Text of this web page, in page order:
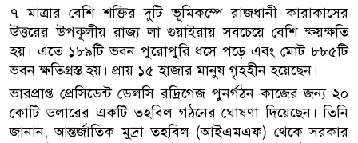
৭ মাত্রার বেশি শক্তির দুটি ভূমিকম্পে রাজধানী কারাকাসের
উত্তরের উপকূলীয় রাজ্য লা গুয়াইরায় সবচেয়ে বেশি ক্ষয়ক্ষতি
হয়। এতে ১৮৯টি ভবন পুরোপুরি ধসে পড়ে এবং মোট ৮৮৫টি
ভবন ক্ষতিগ্রস্ত হয়। প্রায় ১৫ হাজার মানুষ গৃহহীন হয়েছেন।
ভারপ্রাপ্ত প্রেসিডেন্ট ডেলসি রদ্রিগেজ পুনর্গঠন কাজের জন্য ২০
কোটি ডলারের একটি তহবিল গঠনের ঘোষণা দিয়েছেন। তিনি
জানান, আন্তর্জাতিক মুদ্রা তহবিল (আইএমএফ) থেকে সরকার